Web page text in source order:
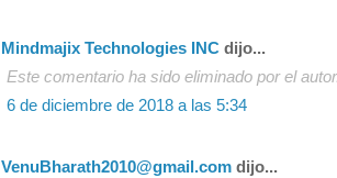
Mindmajix Technologies INC dijo...
Este comentario ha sido eliminado por el
6 de diciembre de 2018 a las 5:34
VenuBharath2010@gmail.com dijo...